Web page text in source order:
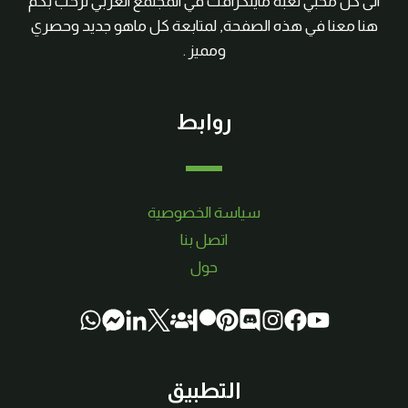
هنا معنا في هذه الصفحة, لمتابعة كل ماهو جديد وحصري
ومميز .
روابط
سياسة الخصوصية
اتصل بنا
حول
التطبيق